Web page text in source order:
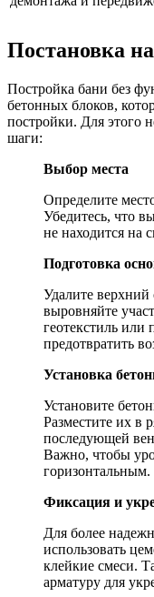
Постановка
Постройка бани без
бетонных блоков,
постройки. Для этого
шаги:
Выбор места
Определите
Убедитесь, что
не находится на
Подготовка
Удалите
выровняйте
геотекстиль
предотвратить
Установка
Установите
Разместите их в
последующей
Важно, чтобы
горизонтальным.
Фиксация и
Для более
использовать
клейкие смеси.
арматуру для